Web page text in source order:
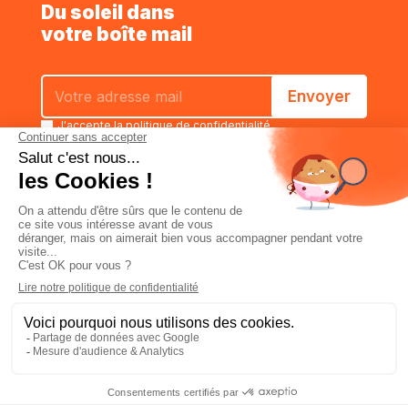
Du soleil dans
votre boîte mail
J'accepte lapolitique de confidentialité
Estimer
Caractéristiques
Commander
Qui sommes-nous
Politique de confidentialité
Conditions générales de vente
Mentions légales